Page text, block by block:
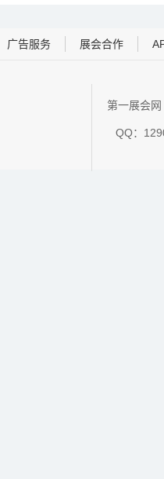
广告服务 展会合作
第一展会
QQ：